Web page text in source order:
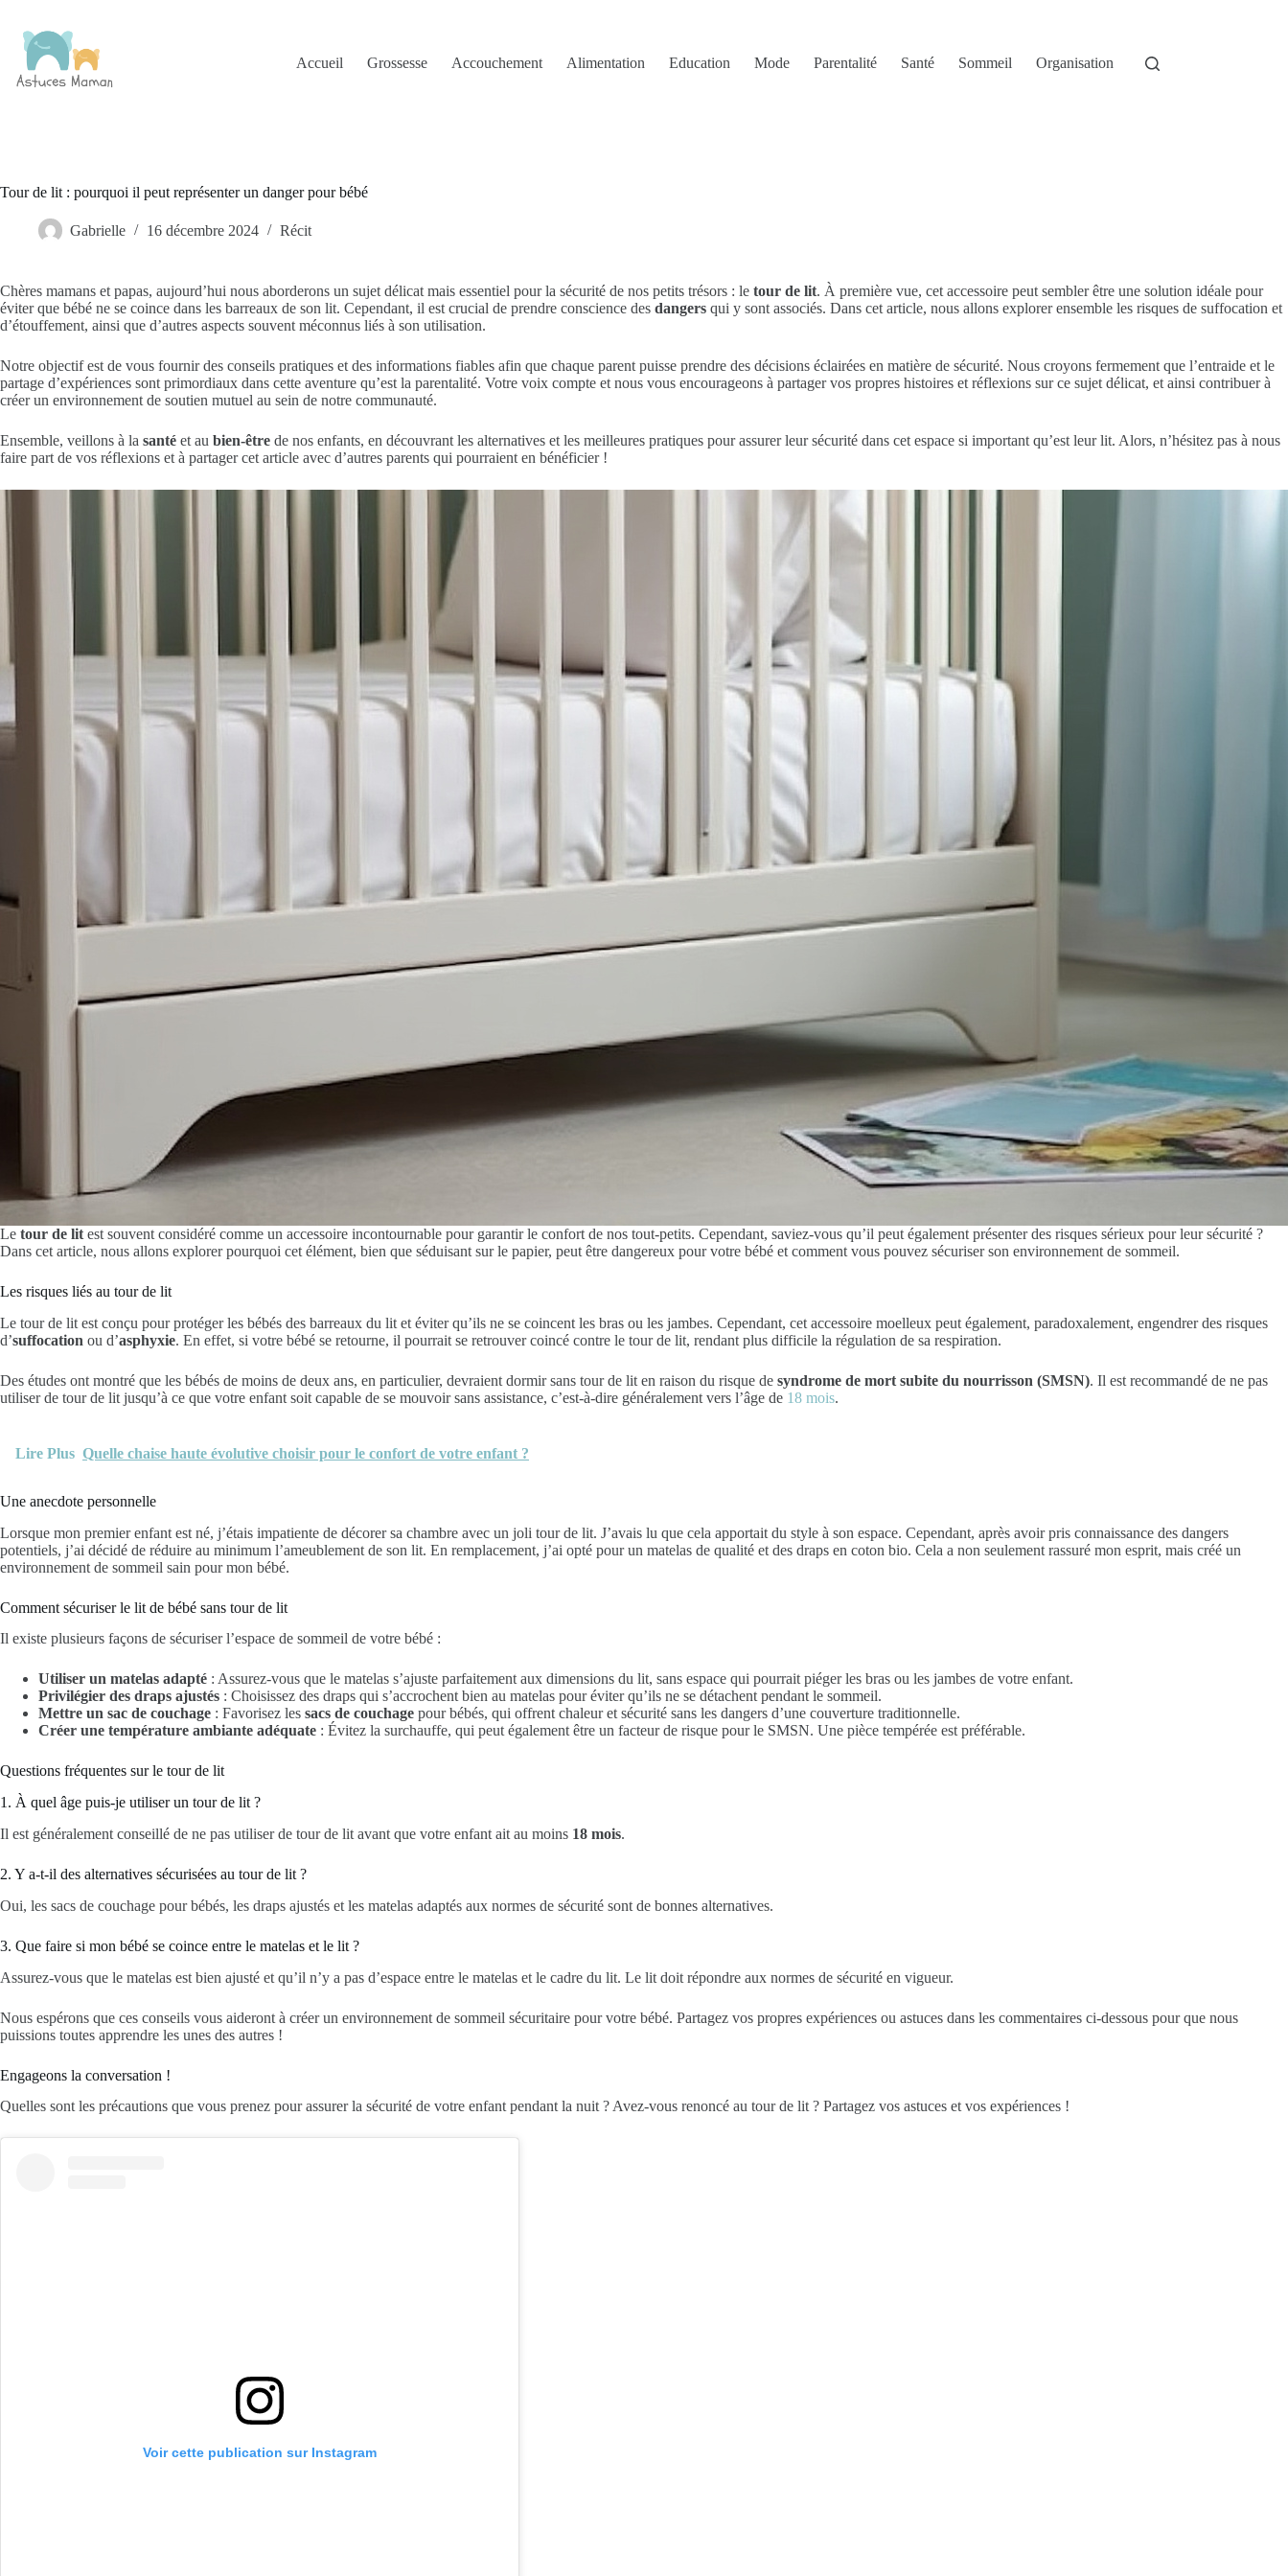
contenu
Accueil Grossesse Accouchement Alimentation Education Mode Parentalité Santé Sommeil Organisation
Tour de lit : pourquoi il peut représenter un danger pour bébé
Gabrielle 16 décembre 2024 Récit
Chères mamans et papas, aujourd’hui nous aborderons un sujet délicat mais essentiel pour la sécurité de nos petits trésors : le tour de lit. À première vue, cet accessoire peut sembler être une solution idéale pour
éviter que bébé ne se coince dans les barreaux de son lit. Cependant, il est crucial de prendre conscience des dangers qui y sont associés. Dans cet article, nous allons explorer ensemble les risques de suffocation et
d’étouffement, ainsi que d’autres aspects souvent méconnus liés à son utilisation.
Notre objectif est de vous fournir des conseils pratiques et des informations fiables afin que chaque parent puisse prendre des décisions éclairées en matière de sécurité. Nous croyons fermement que l’entraide et le
partage d’expériences sont primordiaux dans cette aventure qu’est la parentalité. Votre voix compte et nous vous encourageons à partager vos propres histoires et réflexions sur ce sujet délicat, et ainsi contribuer à
créer un environnement de soutien mutuel au sein de notre communauté.
Ensemble, veillons à la santé et au bien-être de nos enfants, en découvrant les alternatives et les meilleures pratiques pour assurer leur sécurité dans cet espace si important qu’est leur lit. Alors, n’hésitez pas à nous
faire part de vos réflexions et à partager cet article avec d’autres parents qui pourraient en bénéficier !
Le tour de lit est souvent considéré comme un accessoire incontournable pour garantir le confort de nos tout-petits. Cependant, saviez-vous qu’il peut également présenter des risques sérieux pour leur sécurité ?
Dans cet article, nous allons explorer pourquoi cet élément, bien que séduisant sur le papier, peut être dangereux pour votre bébé et comment vous pouvez sécuriser son environnement de sommeil.
Les risques liés au tour de lit
Le tour de lit est conçu pour protéger les bébés des barreaux du lit et éviter qu’ils ne se coincent les bras ou les jambes. Cependant, cet accessoire moelleux peut également, paradoxalement, engendrer des risques
d’suffocation ou d’asphyxie. En effet, si votre bébé se retourne, il pourrait se retrouver coincé contre le tour de lit, rendant plus difficile la régulation de sa respiration.
Des études ont montré que les bébés de moins de deux ans, en particulier, devraient dormir sans tour de lit en raison du risque de syndrome de mort subite du nourrisson (SMSN). Il est recommandé de ne pas
utiliser de tour de lit jusqu’à ce que votre enfant soit capable de se mouvoir sans assistance, c’est-à-dire généralement vers l’âge de 18 mois.
Lire Plus Quelle chaise haute évolutive choisir pour le confort de votre enfant ?
Une anecdote personnelle
Lorsque mon premier enfant est né, j’étais impatiente de décorer sa chambre avec un joli tour de lit. J’avais lu que cela apportait du style à son espace. Cependant, après avoir pris connaissance des dangers
potentiels, j’ai décidé de réduire au minimum l’ameublement de son lit. En remplacement, j’ai opté pour un matelas de qualité et des draps en coton bio. Cela a non seulement rassuré mon esprit, mais créé un
environnement de sommeil sain pour mon bébé.
Comment sécuriser le lit de bébé sans tour de lit
Il existe plusieurs façons de sécuriser l’espace de sommeil de votre bébé :
Utiliser un matelas adapté : Assurez-vous que le matelas s’ajuste parfaitement aux dimensions du lit, sans espace qui pourrait piéger les bras ou les jambes de votre enfant.
Privilégier des draps ajustés : Choisissez des draps qui s’accrochent bien au matelas pour éviter qu’ils ne se détachent pendant le sommeil.
Mettre un sac de couchage : Favorisez les sacs de couchage pour bébés, qui offrent chaleur et sécurité sans les dangers d’une couverture traditionnelle.
Créer une température ambiante adéquate : Évitez la surchauffe, qui peut également être un facteur de risque pour le SMSN. Une pièce tempérée est préférable.
Questions fréquentes sur le tour de lit
1. À quel âge puis-je utiliser un tour de lit ?
Il est généralement conseillé de ne pas utiliser de tour de lit avant que votre enfant ait au moins 18 mois.
2. Y a-t-il des alternatives sécurisées au tour de lit ?
Oui, les sacs de couchage pour bébés, les draps ajustés et les matelas adaptés aux normes de sécurité sont de bonnes alternatives.
3. Que faire si mon bébé se coince entre le matelas et le lit ?
Assurez-vous que le matelas est bien ajusté et qu’il n’y a pas d’espace entre le matelas et le cadre du lit. Le lit doit répondre aux normes de sécurité en vigueur.
Nous espérons que ces conseils vous aideront à créer un environnement de sommeil sécuritaire pour votre bébé. Partagez vos propres expériences ou astuces dans les commentaires ci-dessous pour que nous
puissions toutes apprendre les unes des autres !
Engageons la conversation !
Quelles sont les précautions que vous prenez pour assurer la sécurité de votre enfant pendant la nuit ? Avez-vous renoncé au tour de lit ? Partagez vos astuces et vos expériences !
Voir cette publication sur Instagram